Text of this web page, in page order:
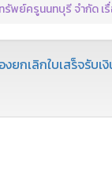
ย์ครูนนทบุรี จำกัด เรื่
กเลิกใบเสร็จรับเงิ